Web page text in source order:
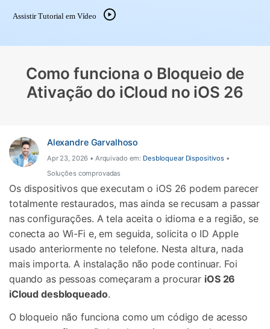
Reparar Celular
Proteção do celular
Assistir Tutorial em Vídeo
Como funciona o Bloqueio de
Ativação do iCloud no iOS 26
Alexandre Garvalhoso
Apr 23, 2026 • Arquivado em: Desbloquear Dispositivos •
Soluções comprovadas
Os dispositivos que executam o iOS 26 podem parecer
totalmente restaurados, mas ainda se recusam a passar
nas configurações. A tela aceita o idioma e a região, se
conecta ao Wi-Fi e, em seguida, solicita o ID Apple
usado anteriormente no telefone. Nesta altura, nada
mais importa. A instalação não pode continuar. Foi
quando as pessoas começaram a procurar iOS 26
iCloud desbloqueado.
O bloqueio não funciona como um código de acesso